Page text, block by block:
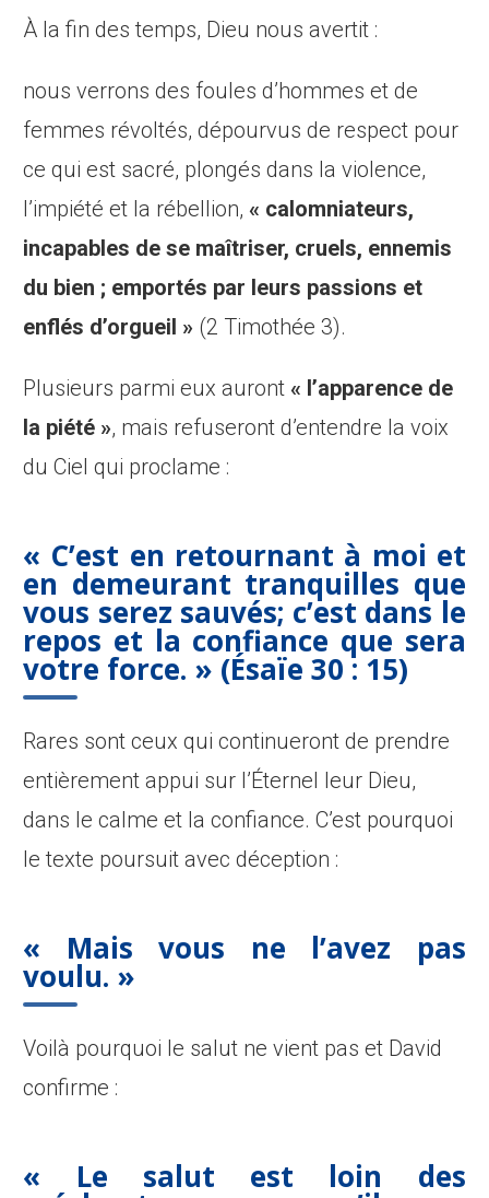
À la fin des temps, Dieu nous avertit :
nous verrons des foules d’hommes et de
femmes révoltés, dépourvus de respect pour
ce qui est sacré, plongés dans la violence,
l’impiété et la rébellion,« calomniateurs,
incapables de se maîtriser, cruels, ennemis
du bien ; emportés par leurs passions et
enflés d’orgueil » (2 Timothée 3).
Plusieurs parmi eux auront« l’apparence de
la piété », mais refuseront d’entendre la voix
du Ciel qui proclame :
« C’est en retournant à moi et
en demeurant tranquilles que
vous serez sauvés; c’est dans le
repos et la confiance que sera
votre force. » (Ésaïe 30 : 15)
Rares sont ceux qui continueront de prendre
entièrement appui sur l’Éternel leur Dieu,
dans le calme et la confiance. C’est pourquoi
le texte poursuit avec déception :
« Mais vous ne l’avez pas
voulu. »
Voilà pourquoi le salut ne vient pas et David
confirme :
« Le salut est loin des